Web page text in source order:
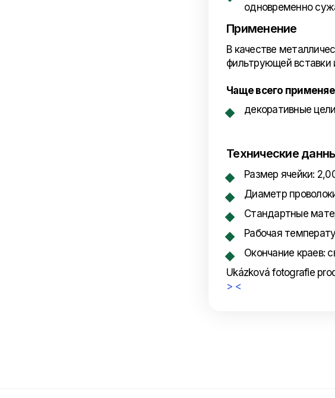
одновременно
Применение
В качестве
фильтрующей вставки
Чаще всего
декоративные цели
Технические
Размер ячейки:
Диаметр
Стандартные
Рабочая
Окончание краев:
Ukázková fotografie
> <